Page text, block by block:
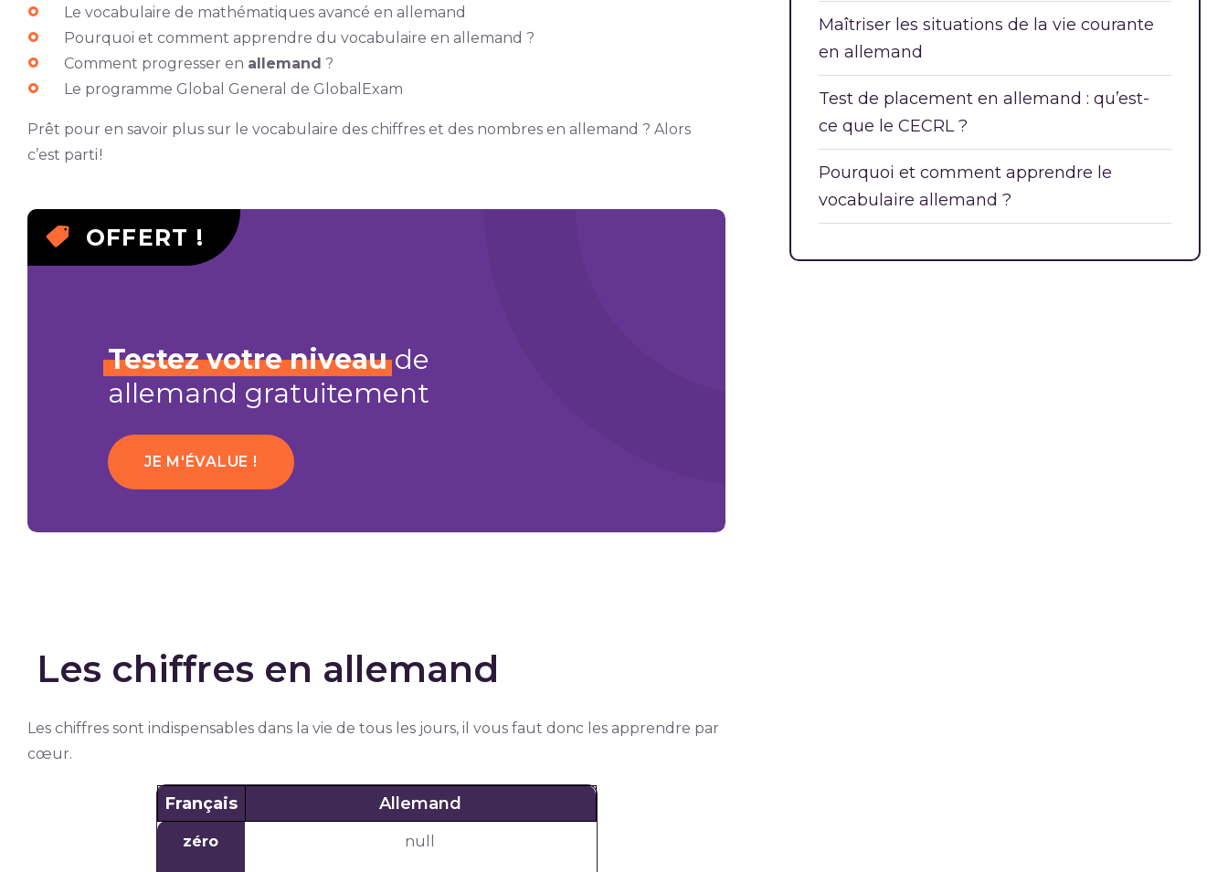
Le vocabulaire de mathématiques avancé en allemand
Pourquoi et comment apprendre du vocabulaire en allemand ?
Comment progresser en allemand ?
Le programme Global General de GlobalExam
Prêt pour en savoir plus sur le vocabulaire des chiffres et des nombres en allemand ? Alors
c’est parti !
OFFERT !
Testez votre niveaude
allemand gratuitement
JE M'ÉVALUE !
Les chiffres en allemand
Les chiffres sont indispensables dans la vie de tous les jours, il vous faut donc les apprendre par
cœur.
Français Allemand
zéro null
Maîtriser les situations de la vie courante
en allemand
Test de placement en allemand : qu’est-
ce que le CECRL ?
Pourquoi et comment apprendre le
vocabulaire allemand ?